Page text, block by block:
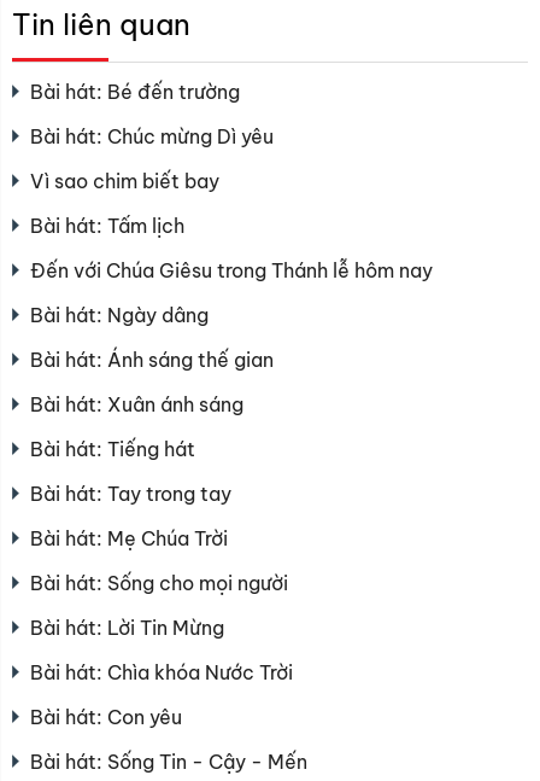
Tin liên quan
Bài hát: Bé đến trường
Bài hát: Chúc mừng Dì yêu
Vì sao chim biết bay
Bài hát: Tấm lịch
Đến với Chúa Giêsu trong Thánh lễ hôm nay
Bài hát: Ngày dâng
Bài hát: Ánh sáng thế gian
Bài hát: Xuân ánh sáng
Bài hát: Tiếng hát
Bài hát: Tay trong tay
Bài hát: Mẹ Chúa Trời
Bài hát: Sống cho mọi người
Bài hát: Lời Tin Mừng
Bài hát: Chìa khóa Nước Trời
Bài hát: Con yêu
Bài hát: Sống Tin - Cậy - Mến